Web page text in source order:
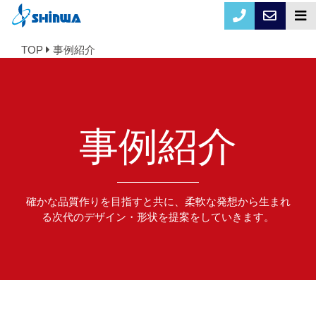
TOP 事例紹介
事例紹介
確かな品質作りを目指すと共に、柔軟な発想から生まれ
る次代のデザイン・形状を提案をしていきます。